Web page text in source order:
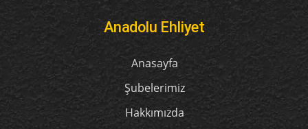
Anadolu Ehliyet
Anasayfa
Şubelerimiz
Hakkımızda